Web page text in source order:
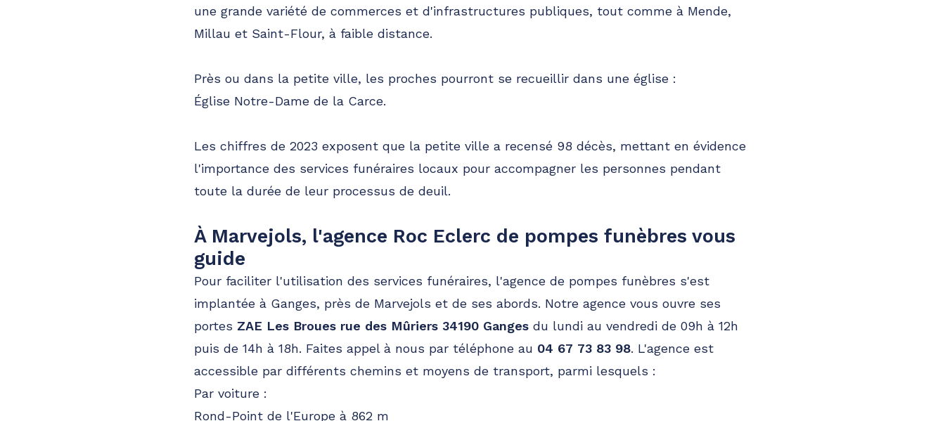
une grande variété de commerces et d'infrastructures publiques, tout comme à Mende,
Millau et Saint-Flour, à faible distance.
Près ou dans la petite ville, les proches pourront se recueillir dans une église :
Église Notre-Dame de la Carce.
Les chiffres de 2023 exposent que la petite ville a recensé 98 décès, mettant en évidence
l'importance des services funéraires locaux pour accompagner les personnes pendant
toute la durée de leur processus de deuil.
À Marvejols, l'agence Roc Eclerc de pompes funèbres vous
guide
Pour faciliter l'utilisation des services funéraires, l'agence de pompes funèbres s'est
implantée à Ganges, près de Marvejols et de ses abords. Notre agence vous ouvre ses
portes ZAE Les Broues rue des Mûriers 34190 Ganges du lundi au vendredi de 09h à 12h
puis de 14h à 18h. Faites appel à nous par téléphone au 04 67 73 83 98. L'agence est
accessible par différents chemins et moyens de transport, parmi lesquels :
Par voiture :
Rond-Point de l'Europe à 862 m